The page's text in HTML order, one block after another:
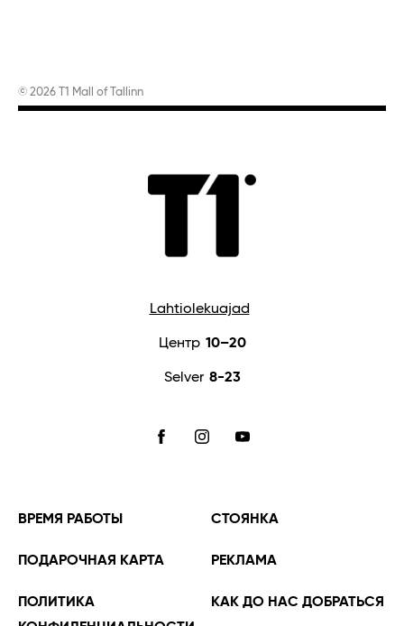
© 2026 T1 Mall of Tallinn
Lahtiolekuajad
Центр 10–20
Selver 8-23
FACEBOOKINSTAGRAM
ВРЕМЯ РАБОТЫ СТОЯНКА
ПОДАРОЧНАЯ КАРТА РЕКЛАМА
ПОЛИТИКА
КАК ДО НАС ДОБРАТЬСЯ